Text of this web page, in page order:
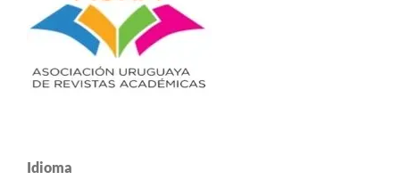
Idioma